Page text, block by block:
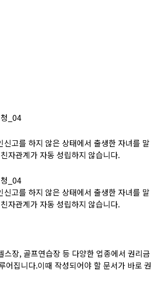
신고를 하지 않은 상태에서 출생한 자녀를 말
자관계가 자동 성립하지 않습니다.
신고를 하지 않은 상태에서 출생한 자녀를 말
자관계가 자동 성립하지 않습니다.
스장, 골프연습장 등 다양한 업종에서 권리금
어집니다.이때 작성되어야 할 문서가 바로 권